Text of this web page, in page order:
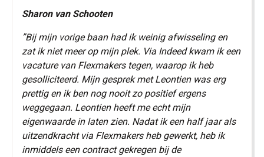
Sharon van Schooten
”Bij mijn vorige baan had ik weinig afwisseling en
zat ik niet meer op mijn plek. Via Indeed kwam ik een
vacature van Flexmakers tegen, waarop ik heb
gesolliciteerd. Mijn gesprek met Leontien was erg
prettig en ik ben nog nooit zo positief ergens
weggegaan. Leontien heeft me echt mijn
eigenwaarde in laten zien. Nadat ik een half jaar als
uitzendkracht via Flexmakers heb gewerkt, heb ik
inmiddels een contract gekregen bij de